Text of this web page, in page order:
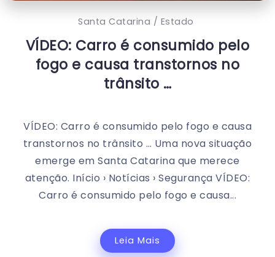
Santa Catarina / Estado
VÍDEO: Carro é consumido pelo
fogo e causa transtornos no
trânsito …
VÍDEO: Carro é consumido pelo fogo e causa
transtornos no trânsito … Uma nova situação
emerge em Santa Catarina que merece
atenção. Início › Notícias › Segurança VÍDEO:
Carro é consumido pelo fogo e causa...
Leia Mais